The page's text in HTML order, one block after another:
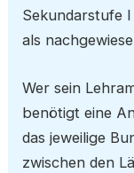
Sekundarstufe
als
Wer sein
benötigt eine
das jeweilige
zwischen den